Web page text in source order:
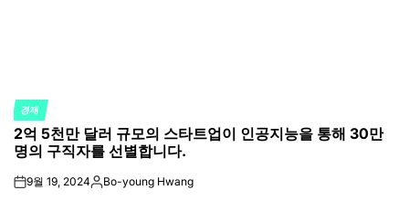
POSTED
IN
경제
2억 5천만 달러 규모의 스타트업이 인공지능을 통해 30만
명의 구직자를 선별합니다.
on9월 19, 2024Posted
Bo-young Hwang